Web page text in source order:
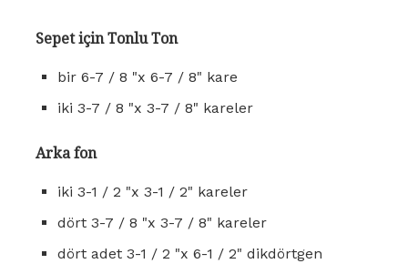
Sepet için Tonlu Ton
bir 6-7 / 8 "x 6-7 / 8" kare
iki 3-7 / 8 "x 3-7 / 8" kareler
Arka fon
iki 3-1 / 2 "x 3-1 / 2" kareler
dört 3-7 / 8 "x 3-7 / 8" kareler
dört adet 3-1 / 2 "x 6-1 / 2" dikdörtgen